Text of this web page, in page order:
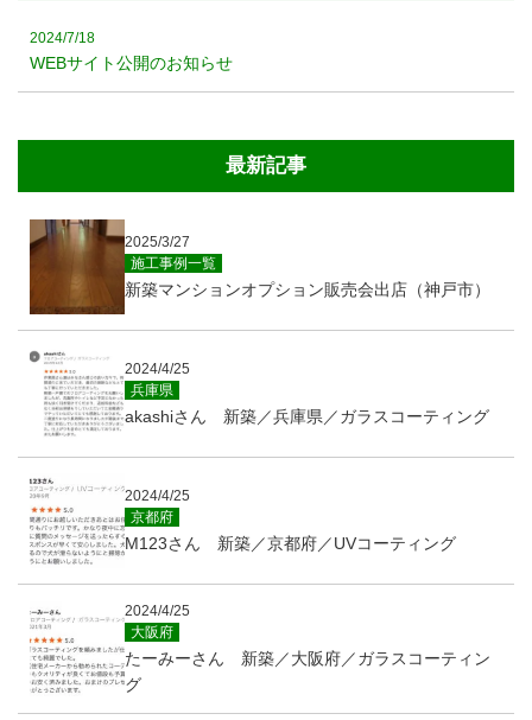
2024/7/18
WEBサイト公開のお知らせ
最新記事
2025/3/27
施工事例一覧
新築マンションオプション販売会出店（神戸市）
2024/4/25
兵庫県
akashiさん 新築／兵庫県／ガラスコーティング
2024/4/25
京都府
M123さん 新築／京都府／UVコーティング
2024/4/25
大阪府
たーみーさん 新築／大阪府／ガラスコーティン
グ